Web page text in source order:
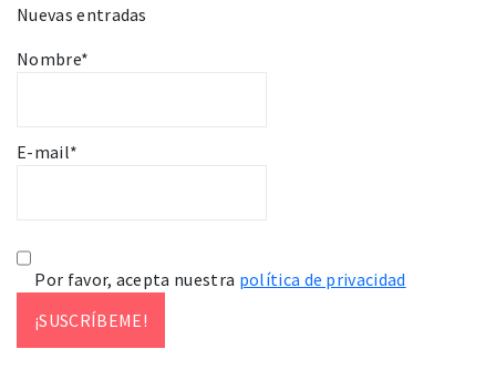
Nuevas entradas
Nombre*
E-mail*
Por favor, acepta nuestra política de privacidad